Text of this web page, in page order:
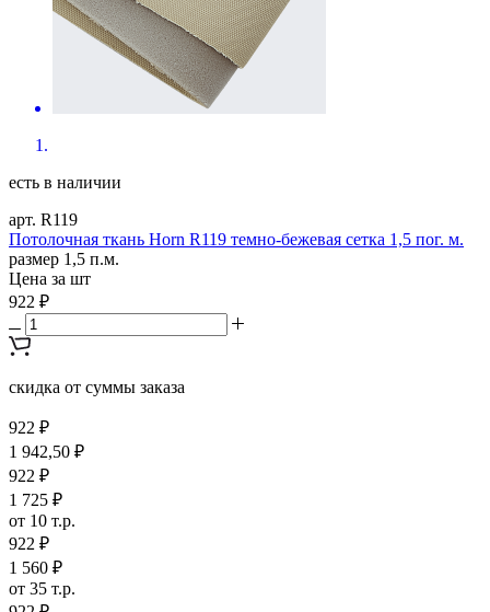
арт. R119
Потолочная ткань Horn R119 темно-бежевая сетка 1,5 пог. м.
размер 1,5 п.м.
Цена за шт
922 ₽
скидка от суммы заказа
1 942,50 ₽
1 725 ₽
от 10 т.р.
1 560 ₽
от 35 т.р.